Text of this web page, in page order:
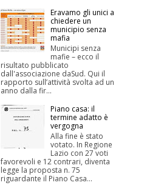
Eravamo gli unici a
chiedere un
municipio senza
mafia
Municipi senza
mafie – ecco il
risultato pubblicato
dall'associazione daSud. Qui il
rapporto sull’attività svolta ad un
anno dalla fir...
Piano casa: il
termine adatto è
vergogna
Alla fine è stato
votato. In Regione
Lazio con 27 voti
favorevoli e 12 contrari, diventa
legge la proposta n. 75
riguardante il Piano Casa...